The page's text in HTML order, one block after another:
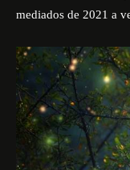
mediados de 2021 a